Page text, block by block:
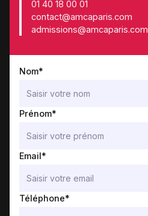
01 40 18 00 01
contact@amcaparis.com
admissions@amcaparis.com
Nom*
Prénom*
Email*
Téléphone*